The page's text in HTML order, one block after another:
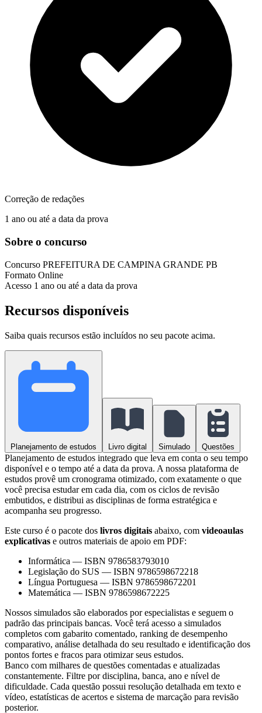
Correção de redações
1 ano ou até a data da prova
Sobre o concurso
Concurso PREFEITURA DE CAMPINA GRANDE PB
Formato Online
Acesso 1 ano ou até a data da prova
Recursos disponíveis
Saiba quais recursos estão incluídos no seu pacote acima.
Planejamento de estudos Livro digital Simulado Questões
Planejamento de estudos integrado que leva em conta o seu tempo
disponível e o tempo até a data da prova. A nossa plataforma de
estudos provê um cronograma otimizado, com exatamente o que
você precisa estudar em cada dia, com os ciclos de revisão
embutidos, e distribui as disciplinas de forma estratégica e
acompanha seu progresso.
Este curso é o pacote dos livros digitais abaixo, com videoaulas
explicativas e outros materiais de apoio em PDF:
Informática — ISBN 9786583793010
Legislação do SUS — ISBN 9786598672218
Língua Portuguesa — ISBN 9786598672201
Matemática — ISBN 9786598672225
Nossos simulados são elaborados por especialistas e seguem o
padrão das principais bancas. Você terá acesso a simulados
completos com gabarito comentado, ranking de desempenho
comparativo, análise detalhada do seu resultado e identificação dos
pontos fortes e fracos para otimizar seus estudos.
Banco com milhares de questões comentadas e atualizadas
constantemente. Filtre por disciplina, banca, ano e nível de
dificuldade. Cada questão possui resolução detalhada em texto e
vídeo, estatísticas de acertos e sistema de marcação para revisão
posterior.